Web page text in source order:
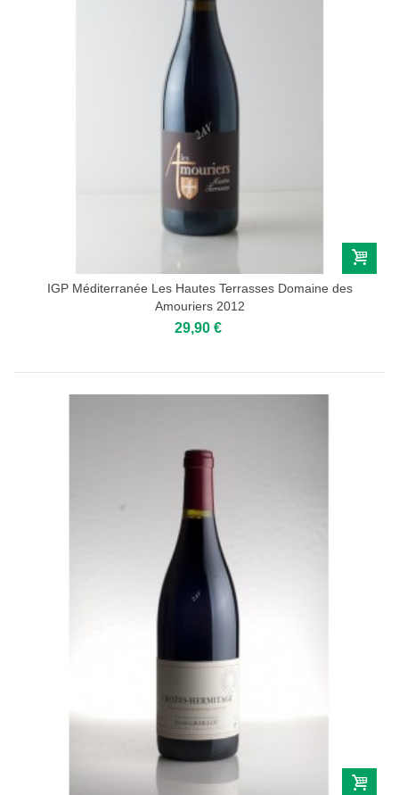
IGP Méditerranée Les Hautes Terrasses Domaine des
Amouriers 2012
29,90 €